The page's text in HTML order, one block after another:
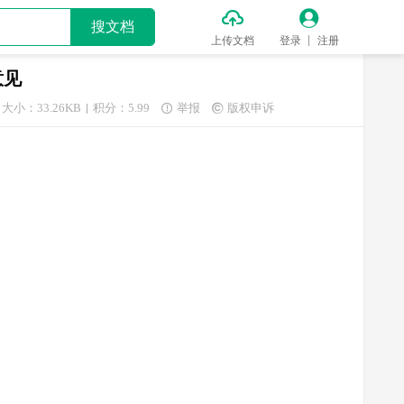
搜文档 
上传文档

登录 注册
见
大小：33.26KB 积分：5.99  举报  版权申诉